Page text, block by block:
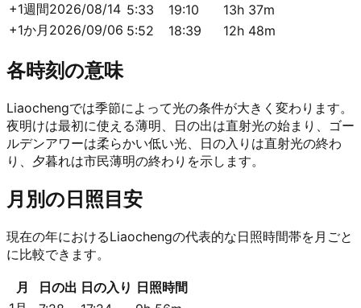
+1週間2026/08/14 5:33 19:10
13h 37m
+1か月 2026/09/06 5:52 18:39 12h 48m
各時刻の意味
Liaochengでは季節によって光の条件が大きく変わります。
夜明けは最初に使える薄明、日の出は直射光の始まり、ゴー
ルデンアワーは柔らかい低い光、日の入りは直射光の終わ
り、夕暮れは市民薄明の終わりを示します。
月別の日照目安
現在の年におけるLiaochengの代表的な日照時間帯を月ごと
に比較できます。
月 日の出 日の入り 日照時間